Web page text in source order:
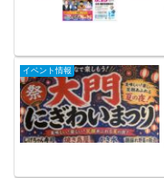
イベント情報